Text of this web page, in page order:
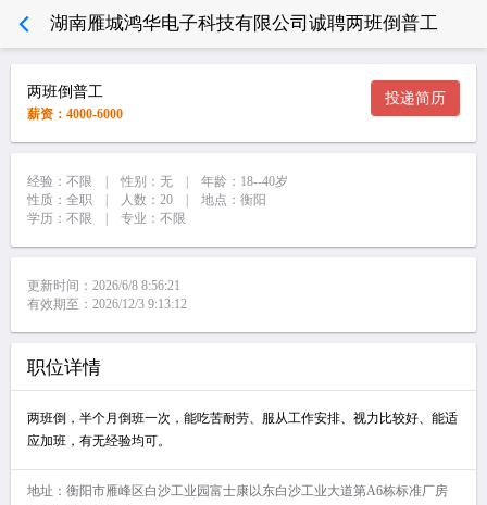
湖南雁城鸿华电子科技有限公司诚聘两班倒普工
两班倒普工 投递简历
薪资：4000-6000
经验：不限 | 性别：无 | 年龄：18--40岁
性质：全职 | 人数：20 | 地点：衡阳
学历：不限 | 专业：不限
更新时间：2026/6/8 8:56:21
有效期至：2026/12/3 9:13:12
职位详情
两班倒，半个月倒班一次，能吃苦耐劳、服从工作安排、视力比较好、能适
应加班，有无经验均可。
地址：衡阳市雁峰区白沙工业园富士康以东白沙工业大道第A6栋标准厂房